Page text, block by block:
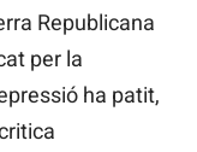
Republicana
per la
ha patit,